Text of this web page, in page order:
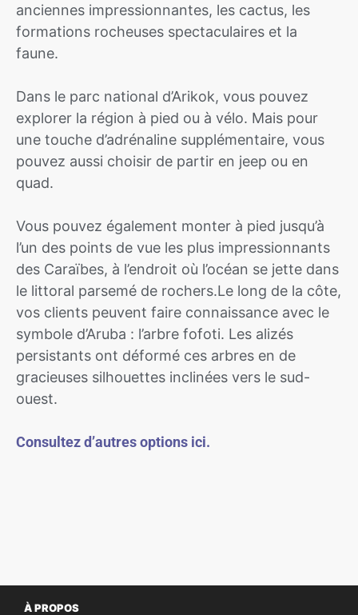
anciennes impressionnantes, les cactus, les
formations rocheuses spectaculaires et la
faune.
Dans le parc national d’Arikok, vous pouvez
explorer la région à pied ou à vélo. Mais pour
une touche d’adrénaline supplémentaire, vous
pouvez aussi choisir de partir en jeep ou en
quad.
Vous pouvez également monter à pied jusqu’à
l’un des points de vue les plus impressionnants
des Caraïbes, à l’endroit où l’océan se jette dans
le littoral parsemé de rochers.Le long de la côte,
vos clients peuvent faire connaissance avec le
symbole d’Aruba : l’arbre fofoti. Les alizés
persistants ont déformé ces arbres en de
gracieuses silhouettes inclinées vers le sud-
ouest.
Consultez d’autres options ici.
À PROPOS